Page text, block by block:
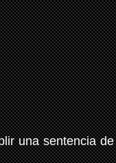
una sentencia